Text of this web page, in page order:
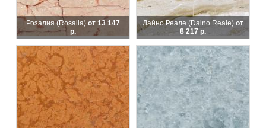
Розалия (Rosalia) от 13 147
р.
Дайно Реале (Daino Reale) от
8 217 р.